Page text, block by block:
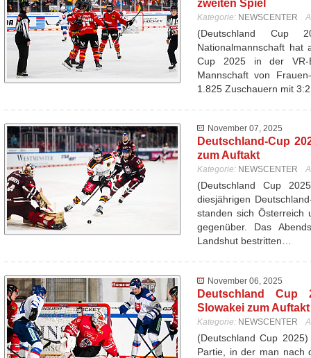
zweiten Spiel
Kategorie: NEWSCENTER
(Deutschland Cup
Nationalmannschaft hat
Cup 2025 in der VR-
Mannschaft von
1.825 Zuschauern mit
November 07, 2025
Deutschland-Cup
zum Auftakt
Kategorie: NEWSCENTER
(Deutschland Cup
diesjährigen
standen sich Österreich
gegenüber. Das
Landshut bestritten…
November 06, 2025
Deutschland Cup
Slowakei zum
Kategorie: NEWSCENTER
(Deutschland Cup
Partie, in der man nach